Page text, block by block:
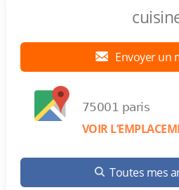
Envoyer un
75001 paris
VOIR
Toutes mes